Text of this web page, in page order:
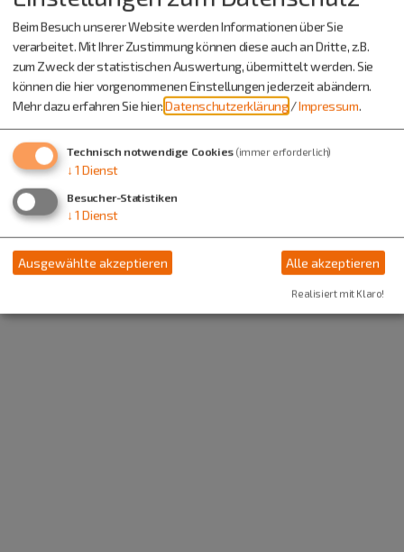
Beim Besuch unserer Website werden Informationen über Sie
verarbeitet. Mit Ihrer Zustimmung können diese auch an Dritte, z.B.
zum Zweck der statistischen Auswertung, übermittelt werden. Sie
können die hier vorgenommenen Einstellungen jederzeit abändern.
Mehr dazu erfahren Sie hier:Datenschutzerklärung /Impressum.
Technisch notwendige Cookies (immer erforderlich)
↓ 1 Dienst
Besucher-Statistiken
↓ 1 Dienst
Ausgewählte akzeptieren Alle akzeptieren
Realisiert mit Klaro!